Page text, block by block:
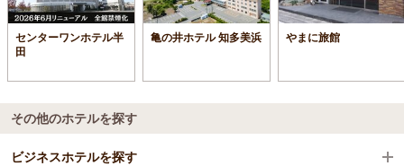
センターワンホテル半
田
亀の井ホテル 知多美浜 やまに旅館
その他のホテルを探す
ビジネスホテルを探す